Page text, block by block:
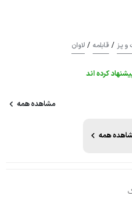
پز / قابلمه / لاوان
مشاهده همه
همه